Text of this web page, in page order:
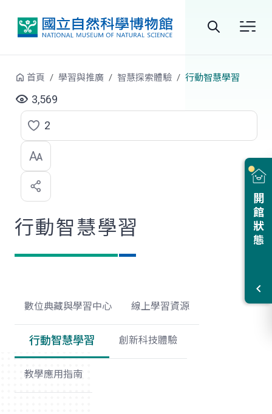
站
尋
開館狀態
首頁 學習與推廣 智慧探索體驗 行動智慧學習
3,569
點
選
喜
歡
2
行動智慧學習
數位典藏與學習中心 線上學習資源
行動智慧學習 創新科技體驗
教學應用指南